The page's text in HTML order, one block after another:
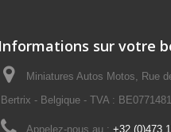
Informations sur votre
Miniatures Autos Motos, Rue
Bertrix - Belgique - TVA :
Appelez-nous au : +32 (0)473